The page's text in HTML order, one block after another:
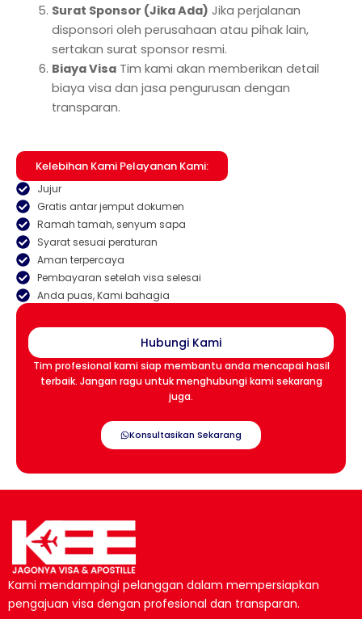
Surat Sponsor (Jika Ada) Jika perjalanan
disponsori oleh perusahaan atau pihak lain,
sertakan surat sponsor resmi.
Biaya VisaTim kami akan memberikan detail
biaya visa dan jasa pengurusan dengan
transparan.
Kelebihan Kami Pelayanan Kami:
Jujur
Gratis antar jemput dokumen
Ramah tamah, senyum sapa
Syarat sesuai peraturan
Aman terpercaya
Pembayaran setelah visa selesai
Anda puas, Kami bahagia
Hubungi Kami
Tim profesional kami siap membantu anda mencapai hasil
terbaik. Jangan ragu untuk menghubungi kami sekarang
juga.
Konsultasikan Sekarang
Kami mendampingi pelanggan dalam mempersiapkan
pengajuan visa dengan profesional dan transparan.